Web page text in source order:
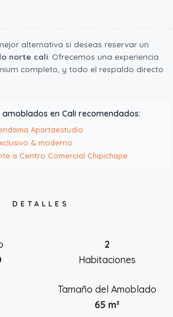
alternativa si deseas reservar un
norte cali . Ofrecemos una experiencia
completo, y todo el respaldo directo
en Cali recomendados:
Apartaestudio
& moderno
a Centro Comercial Chipichape
DETALLES
2
Habitaciones
Tamaño del Amoblado
65 m²